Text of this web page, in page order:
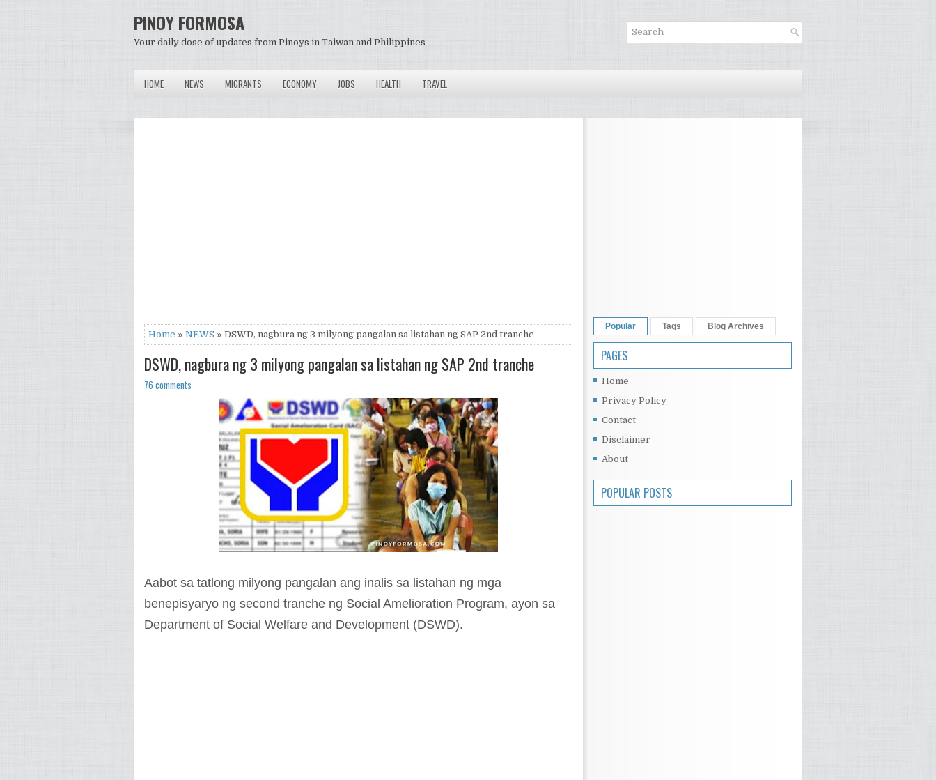
PINOY FORMOSA
Your daily dose of updates from Pinoys in Taiwan and Philippines
HOME NEWS MIGRANTS ECONOMY JOBS HEALTH TRAVEL
Home » NEWS » DSWD, nagbura ng 3 milyong pangalan sa listahan ng SAP 2nd tranche
DSWD, nagbura ng 3 milyong pangalan sa listahan ng SAP 2nd tranche
76 comments
Aabot sa tatlong milyong pangalan ang inalis sa listahan ng mga
benepisyaryo ng second tranche ng Social Amelioration Program, ayon sa
Department of Social Welfare and Development (DSWD).
Popular Tags Blog Archives
PAGES
Home
Privacy Policy
Contact
Disclaimer
About
POPULAR POSTS